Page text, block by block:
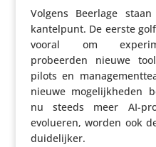
Volgens Beerlage
kantel­punt. De eerste
vooral om
probeerden nieuwe
pilots en
nieuwe moge­lijk­heden
nu steeds meer AI-
evolueren, worden ook
duidelijker.